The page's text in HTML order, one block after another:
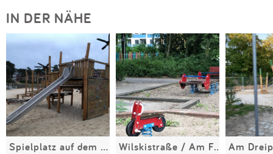
IN DER NÄHE
Spielplatz auf dem alten Baseballfeld Wilskistraße / Am Fischtal